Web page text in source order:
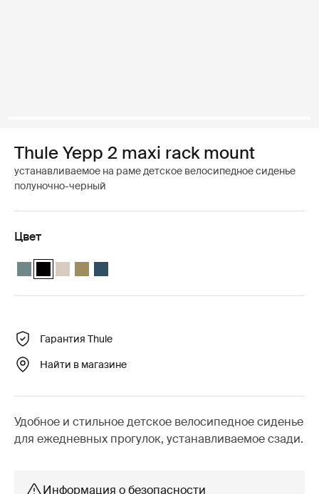
Thule Yepp 2 maxi rack mount
устанавливаемое на раме детское велосипедное сиденье
полуночно-черный
Цвет
Thule Yepp 2 maxi Средний синий
Thule Yepp 2 maxi Полуночный черный (selected)
Thule Yepp 2 maxi Мягкий песок
Thule Yepp 2 maxi Нутриевый зеленый
Thule Yepp 2 maxi Majolica Blue
Гарантия Thule
Найти в магазине
Удобное и стильное детское велосипедное сиденье
для ежедневных прогулок, устанавливаемое сзади.
Информация о безопасности